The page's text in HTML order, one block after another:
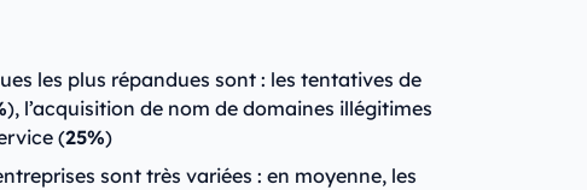
les plus répandues sont : les tentatives de
), l’acquisition de nom de domaines illégitimes
(25%)
sont très variées : en moyenne, les